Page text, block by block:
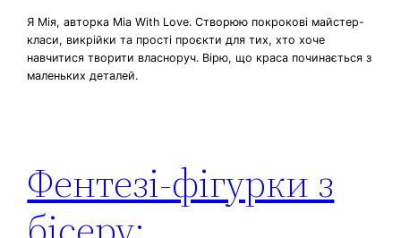
Я Мія, авторка Mia With Love. Створюю покрокові майстер-
класи, викрійки та прості проєкти для тих, хто хоче
навчитися творити власноруч. Вірю, що краса починається з
маленьких деталей.
Фентезі‑фігурки з